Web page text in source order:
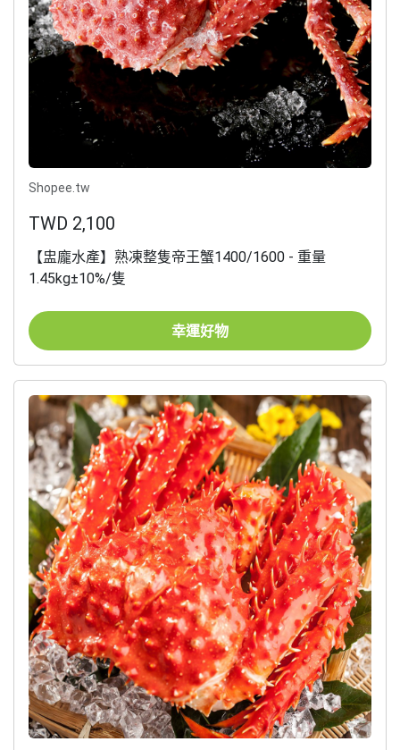
Shopee.tw
TWD 2,100
【盅龐水產】熟凍整隻帝王蟹1400/1600 - 重量
1.45kg±10%/隻
幸運好物